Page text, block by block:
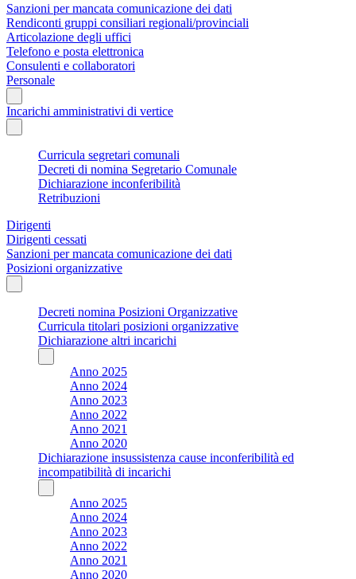
Sanzioni per mancata comunicazione dei dati
Rendiconti gruppi consiliari regionali/provinciali
Articolazione degli uffici
Telefono e posta elettronica
Consulenti e collaboratori
Personale
Incarichi amministrativi di vertice
Curricula segretari comunali
Decreti di nomina Segretario Comunale
Dichiarazione inconferibilità
Retribuzioni
Dirigenti
Dirigenti cessati
Sanzioni per mancata comunicazione dei dati
Posizioni organizzative
Decreti nomina Posizioni Organizzative
Curricula titolari posizioni organizzative
Dichiarazione altri incarichi
Anno 2025
Anno 2024
Anno 2023
Anno 2022
Anno 2021
Anno 2020
Dichiarazione insussistenza cause inconferibilità ed
incompatibilità di incarichi
Anno 2025
Anno 2024
Anno 2023
Anno 2022
Anno 2021
Anno 2020